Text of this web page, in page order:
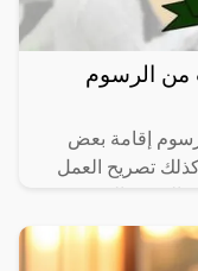
من الرسوم
إقامة بعض
لمدة 4 سنوات وكذلك تصريح العمل